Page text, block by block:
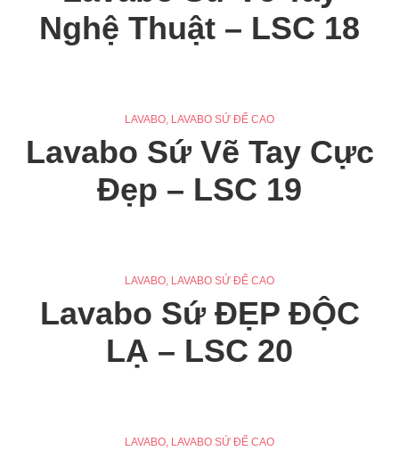
Nghệ Thuật – LSC 18
LAVABO LAVABO SỨ ĐẾ CAO
Lavabo Sứ Vẽ Tay Cực
Đẹp – LSC 19
LAVABO LAVABO SỨ ĐẾ CAO
Lavabo Sứ ĐẸP ĐỘC
LẠ – LSC 20
LAVABO LAVABO SỨ ĐẾ CAO